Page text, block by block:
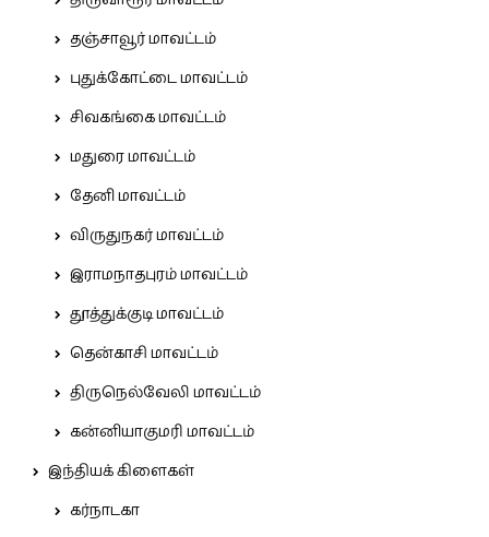
தஞ்சாவூர் மாவட்டம்
புதுக்கோட்டை மாவட்டம்
சிவகங்கை மாவட்டம்
மதுரை மாவட்டம்
தேனி மாவட்டம்
விருதுநகர் மாவட்டம்
இராமநாதபுரம் மாவட்டம்
தூத்துக்குடி மாவட்டம்
தென்காசி மாவட்டம்
திருநெல்வேலி மாவட்டம்
கன்னியாகுமரி மாவட்டம்
இந்தியக் கிளைகள்
கர்நாடகா